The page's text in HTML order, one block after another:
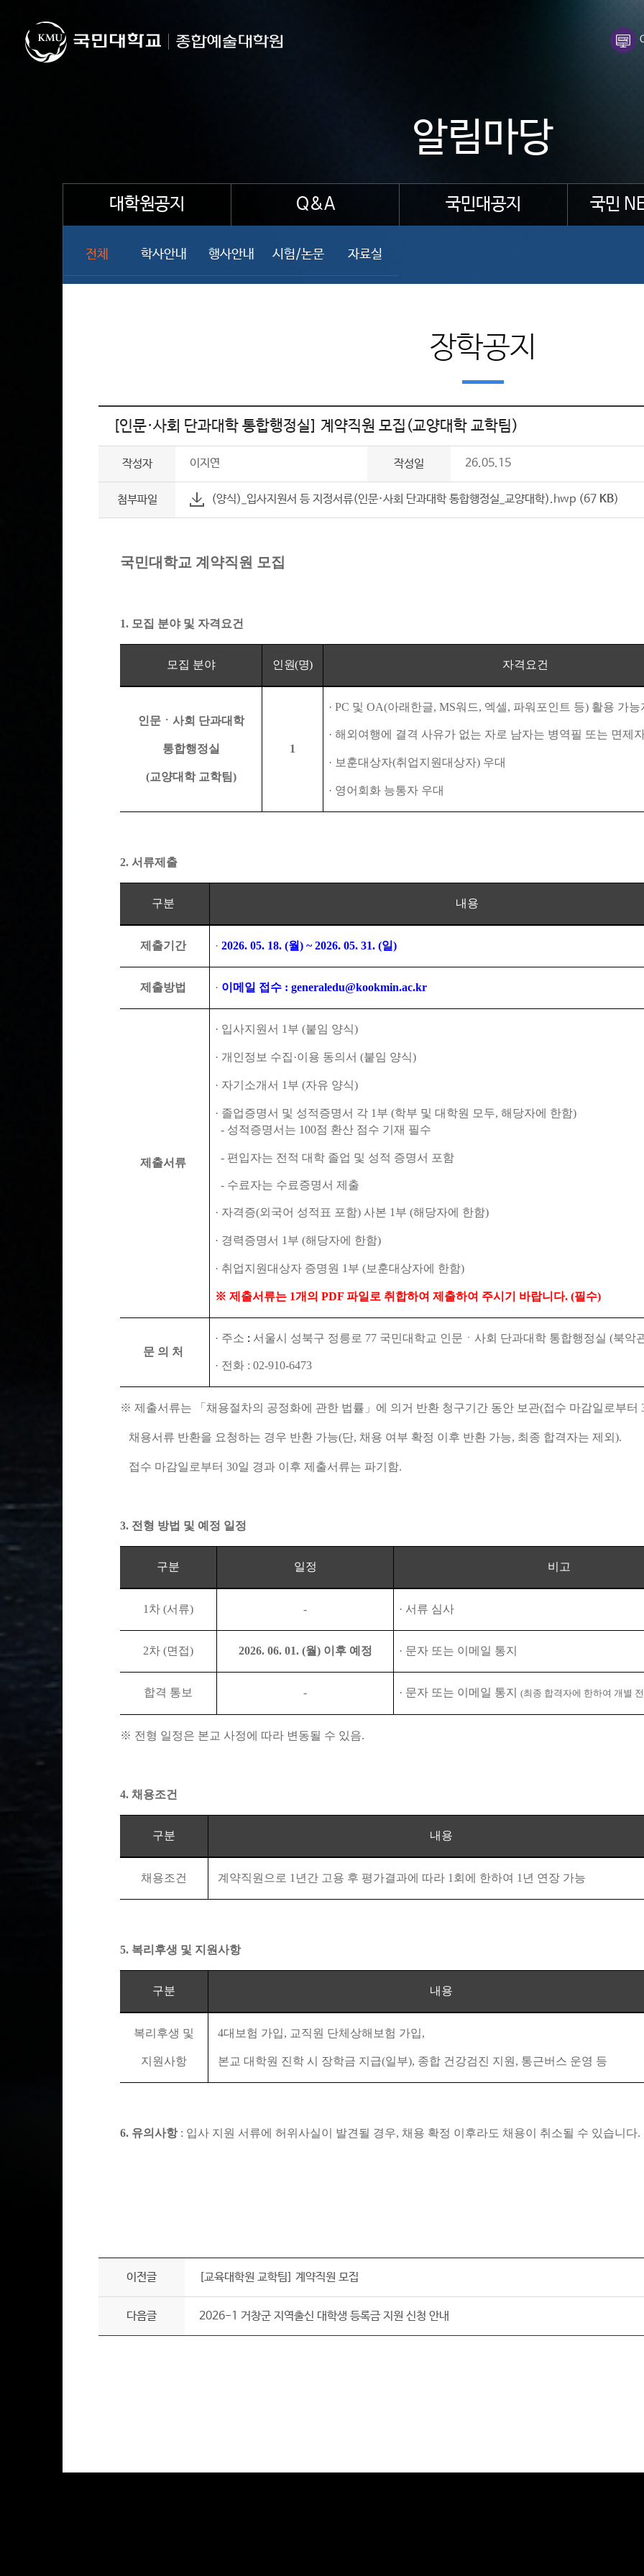
알림마당
대학원공지
전체 학사안내 행사안내 시험/논문 자료실
Q&A 국민대공지 국민
장학공지
[인문·사회 단과대학 통합행정실] 계약직원 모집(교양대학 교학팀)
작성자 이지연 작성일 26.05.15
첨부파일 (양식)_입사지원서 등 지정서류(인문·사회 단과대학 통합행정실_교양대학).hwp (67 KB)
국민대학교 계약직원 모집
1. 모집 분야 및 자격요건
모집 분야 인원(명) 자격요건
인문ㆍ사회 단과대학
통합행정실
(교양대학 교학팀)
1
· PC 및 OA(아래한글, MS워드, 엑셀, 파워포인트 등) 활용 가능
· 해외여행에 결격 사유가 없는 자로 남자는 병역필 또는 면제
· 보훈대상자(취업지원대상자) 우대
· 영어회화 능통자 우대
2. 서류제출
구분 내용
제출기간 · 2026. 05. 18. (월) ~ 2026. 05. 31. (일)
제출방법 · 이메일 접수 : generaledu@kookmin.ac.kr
제출서류
· 입사지원서 1 부 (붙임 양식)
· 개인정보 수집 ·이용 동의서 (붙임 양식)
· 자기소개서 1 부 (자유 양식)
· 졸업증명서 및 성적증명서 각 1 부 (학부 및 대학원 모두, 해당자에 한함)
- 성적증명서는 100점 환산 점수 기재 필수
- 편입자는 전적 대학 졸업 및 성적 증명서 포함
- 수료자는 수료증명서 제출
· 자격증(외국어 성적표 포함) 사본 1 부 (해당자에 한함)
· 경력증명서 1 부 (해당자에 한함)
· 취업지원대상자 증명원 1 부 (보훈대상자에 한함)
※ 제출서류는 1개의 PDF 파일로 취합하여 제출하여 주시기 바랍니다. (필수)
문 의 처
· 주소 : 서울시 성북구 정릉로 77 국민대학교 인문ㆍ사회 단과대학 통합행정실 (북악
· 전화 : 02-910-6473
※ 제출서류는 「 채용절차의 공정화에 관한 법률 」 에 의거 반환 청구기간 동안 보관(접수 마감일로부터
채용서류 반환을 요청하는 경우 반환 가능(단, 채용 여부 확정 이후 반환 가능, 최종 합격자는 제외 ).
접수 마감일로부터 30일 경과 이후 제출서류는 파기함.
3. 전형 방법 및 예정 일정
구분 일정 비고
1 차 (서류) - · 서류 심사
2차 (면접) 2026. 06. 01. (월) 이후 예정 · 문자 또는 이메일 통지
합격 통보 - · 문자 또는 이메일 통지 (최종 합격자에 한하여 개별
※ 전형 일정은 본교 사정에 따라 변동될 수 있음.
4. 채용조건
구분 내용
채용조건 계약직원으로 1 년간 고용 후 평가결과에 따라 1 회에 한하여 1 년 연장 가능
5. 복리후생 및 지원사항
구분 내용
복리후생 및
지원사항
4대보험 가입, 교직원 단체상해보험 가입,
본교 대학원 진학 시 장학금 지급(일부), 종합 건강검진 지원 , 통근버스 운영 등
6. 유의사항: 입사 지원 서류에 허위사실이 발견될 경우, 채용 확정 이후라도 채용이 취소될 수 있습니다.
이전글 [교육대학원 교학팀] 계약직원 모집
다음글 2026-1 거창군 지역출신 대학생 등록금 지원 신청 안내